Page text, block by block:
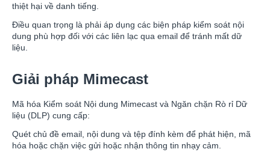
thiệt hại về danh tiếng.
Điều quan trọng là phải áp dụng các biện pháp kiểm soát nội
dung phù hợp đối với các liên lạc qua email để tránh mất dữ
liệu.
Giải pháp Mimecast
Mã hóa Kiểm soát Nội dung Mimecast và Ngăn chặn Rò rỉ Dữ
liệu (DLP) cung cấp:
Quét chủ đề email, nội dung và tệp đính kèm để phát hiện, mã
hóa hoặc chặn việc gửi hoặc nhận thông tin nhạy cảm.